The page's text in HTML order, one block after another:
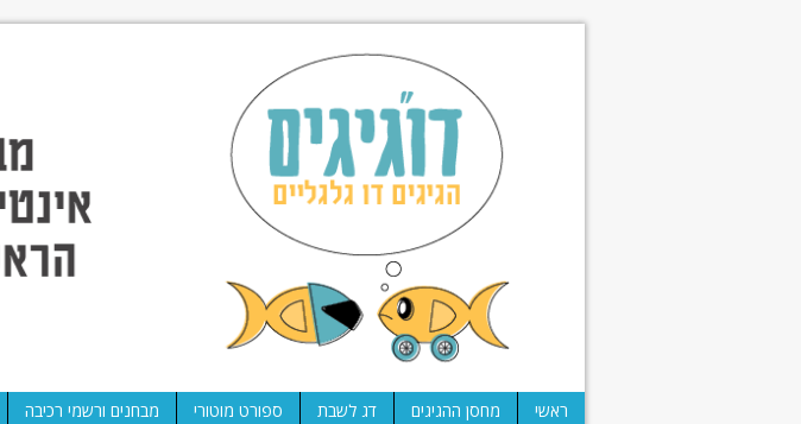
ראשי מחסן ההגיגים דג לשבת ספורט מוטורי מבחנים ורשמי רכיבה